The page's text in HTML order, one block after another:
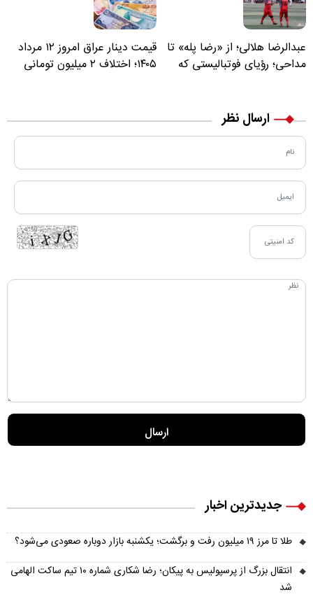
عبدالرضا هلالی؛ از «رضا پله» تا
مداحی؛ رؤیای فوتبالیستی که
قیمت دینار عراق امروز ۱۲ مرداد
۱۴۰۵؛ اختلاف ۲ میلیون تومانی
ارسال نظر
جدیدترین اخبار
طلا تا مرز ۱۹ میلیون رفت و برگشت؛ یکشنبه بازار دوباره صعودی می‌شود؟
انتقال بزرگ از پرسپولیس به پیکان؛ رضا شکاری شماره ۱۰ تیم ساکت الهامی
شد